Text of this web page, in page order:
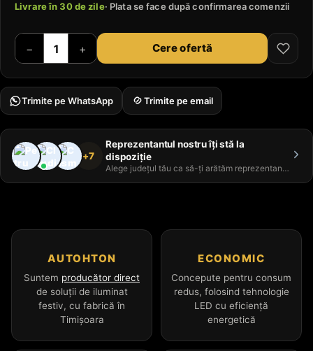
Livrare în 30 de zile· Plata se face după confirmarea comenzii
− + Cere ofertă
Trimite pe WhatsApp Trimite pe email
+7
Reprezentantul nostru îți stă la
dispoziție
Alege județul tău ca să-ți arătăm reprezentantul
AUTOHTON
Suntem producător direct
de soluții de iluminat
festiv, cu fabrică în
Timișoara
ECONOMIC
Concepute pentru consum
redus, folosind tehnologie
LED cu eficiență
energetică